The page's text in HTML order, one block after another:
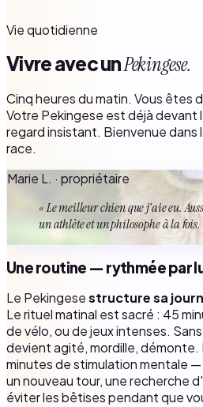
Vie quotidienne
Vivre avec unPekingese.
Cinq heures du matin. Vous êtes
Votre Pekingese est déjà devant
regard insistant. Bienvenue dans
race.
Marie L. · propriétaire
« Le meilleur chien que j'aie eu.
un athlète et un philosophe à la fois.
Une routine — rythmée par
Le Pekingesestructure sa
Le rituel matinal est sacré : 45
de vélo, ou de jeux intenses.
devient agité, mordille, démonte.
minutes de stimulation mentale
un nouveau tour, une recherche
éviter les bêtises pendant que